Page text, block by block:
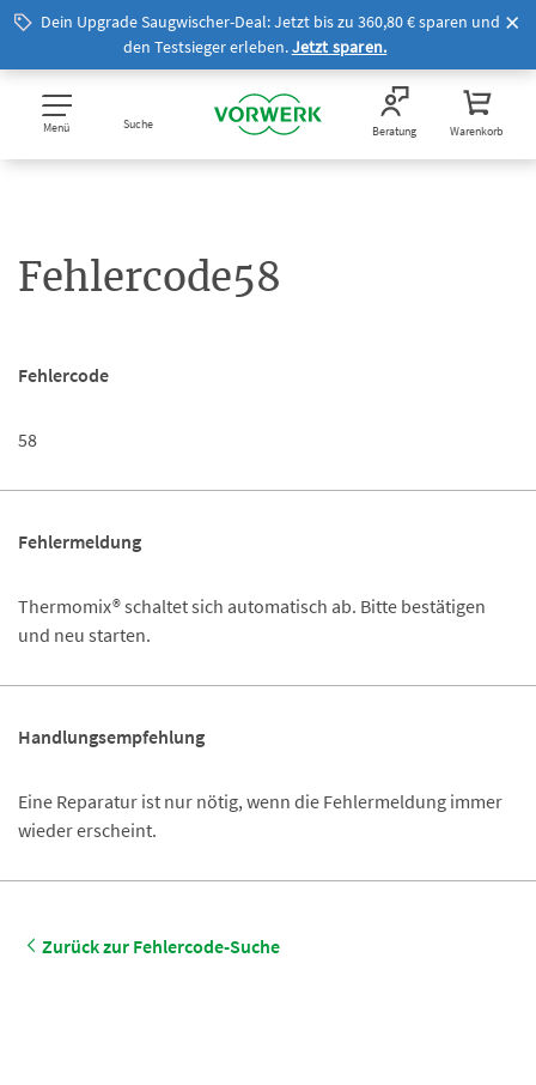
Dein Upgrade Saugwischer-Deal: Jetzt bis zu 360,80 € sparen und
den Testsieger erleben.Jetzt sparen.
Menü Suche Beratung Warenkorb
Fehlercode58
Fehlercode
58
Fehlermeldung
Thermomix® schaltet sich automatisch ab. Bitte bestätigen
und neu starten.
Handlungsempfehlung
Eine Reparatur ist nur nötig, wenn die Fehlermeldung immer
wieder erscheint.
Zurück zur Fehlercode-Suche